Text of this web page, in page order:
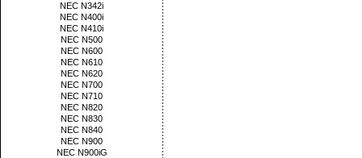
NEC N342i
NEC N400i
NEC N410i
NEC N500
NEC N600
NEC N610
NEC N620
NEC N700
NEC N710
NEC N820
NEC N830
NEC N840
NEC N900
NEC N900iG